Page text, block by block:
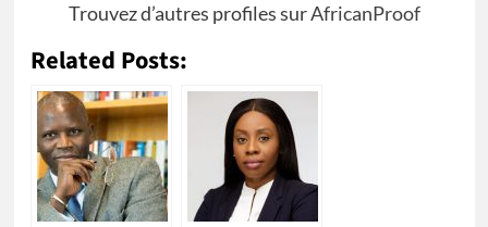
Trouvez d’autres profiles surAfricanProof
Related Posts: